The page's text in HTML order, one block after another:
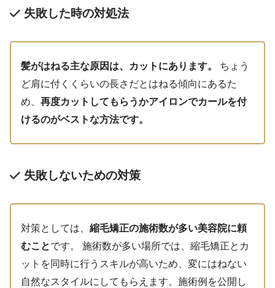
失敗した時の対処法
髪がはねる主な原因は、カットにあります。
ちょう
ど肩に付くくらいの長さだとはねる傾向にあるた
め、 再度カットしてもらうかアイロンでカールを付
けるのがベストな方法です。
失敗しないための対策
対策としては、 縮毛矯正の施術数が多い美容院に頼
むことです。 施術数が多い場所では、縮毛矯正とカ
ットを同時に行うスキルが高いため、変にはねない
自然なスタイルにしてもらえます。施術例を公開し